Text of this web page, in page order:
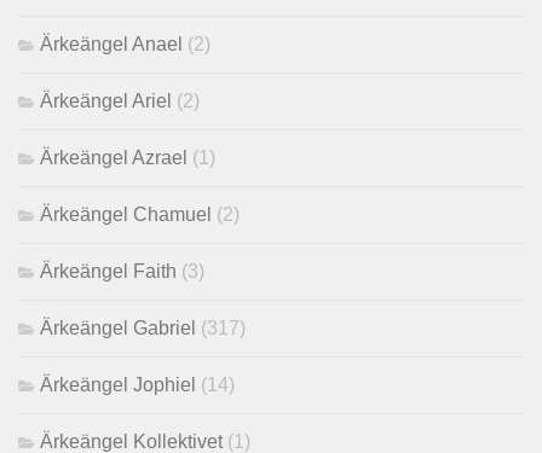
Ärkeängel Anael (2)
Ärkeängel Ariel (2)
Ärkeängel Azrael (1)
Ärkeängel Chamuel (2)
Ärkeängel Faith (3)
Ärkeängel Gabriel (317)
Ärkeängel Jophiel (14)
Ärkeängel Kollektivet (1)